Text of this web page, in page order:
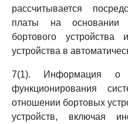
рассчитывается
платы на основании
бортового устройства
устройства в
7(1). Информация о
функционирования
отношении бортовых
устройств, включая